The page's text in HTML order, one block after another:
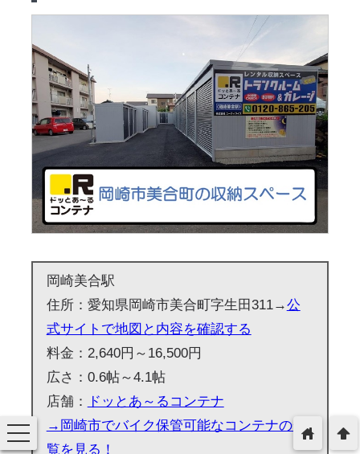
岡崎美合駅
住所：愛知県岡崎市美合町字生田311→公
式サイトで地図と内容を確認する
料金：2,640円～16,500円
広さ：0.6帖～4.1帖
店舗：
ドッとあ～るコンテナ
→岡崎市でバイク保管可能なコンテナの一
覧を見る！
toggle
navigation
arrowup
home